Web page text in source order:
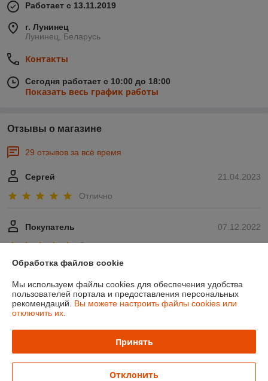
Работает с 13.11.2019
г. Лунинец
Лунинец, Беларусь
Контакты
Сегодня работает с 10:00 до 18:00
Показать весь график работы
Отзывы о магазине
29 отзывов за всё время
21.04.2023
Сергей
Отлично
07.12.2022
Покупатель
Отлично
Показать все отзывы
О нас
Доставка и оплата
Обработка файлов cookie
Мы используем файлы cookies для обеспечения удобства
пользователей портала и предоставления персональных
рекомендаций. Вы можете настроить файлы cookies или
отключить их.
Принять
Отклонить